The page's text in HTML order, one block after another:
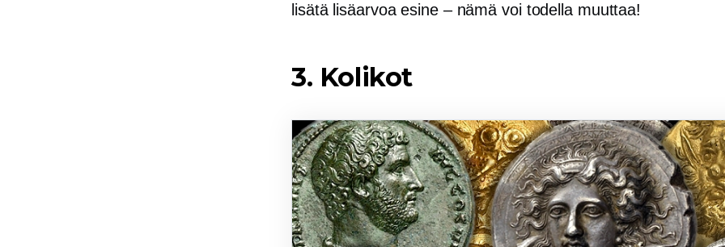
lisätä lisäarvoaesine – nämä voi todella muuttaa!
3. Kolikot